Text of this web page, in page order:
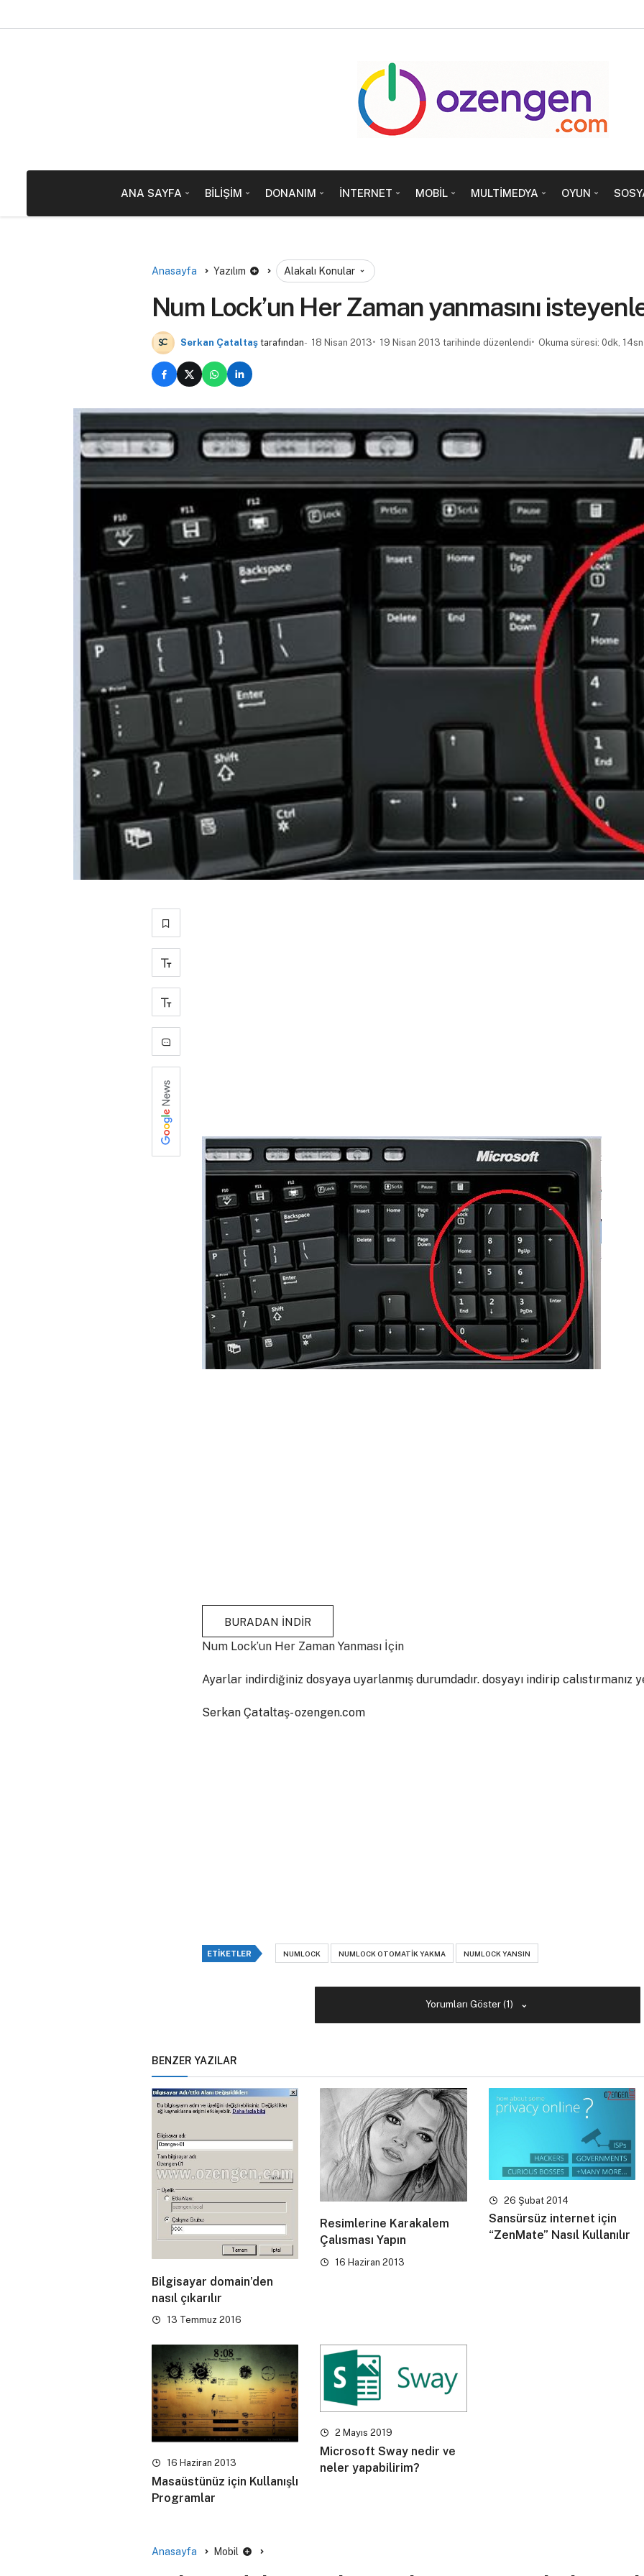
ANA SAYFA BILIŞIM DONANIM İNTERNET MOBIL MULTIMEDYA OYUN
Anasayfa Yazılım Alakalı Konular
Num Lock’un Her Zaman yanmasını
Serkan Çataltaş tarafından 18 Nisan 2013 19 Nisan 2013 tarihinde düzenlendi Okuma süresi: 0dk, 14sn
+
-
1
BURADAN İNDİR
Num Lock’un Her Zaman Yanması İçin
Ayarlar indirdiğiniz dosyaya uyarlanmış durumdadır. dosyayı indirip calıstırmanız
Serkan Çataltaş- ozengen.com
ETIKETLER NUMLOCK NUMLOCK OTOMATIK YAKMA NUMLOCK YANSIN
Yorumları Göster (1)
BENZER YAZILAR
Bilgisayar domain’den
nasıl çıkarılır
13 Temmuz 2016
Resimlerine Karakalem
Çalısması Yapın
16 Haziran 2013
26 Şubat 2014
Sansürsüz internet için
“ZenMate” Nasıl Kullanılır
16 Haziran 2013
Masaüstünüz için Kullanışlı
Programlar
2 Mayıs 2019
Microsoft Sway nedir ve
neler yapabilirim?
Anasayfa Mobil